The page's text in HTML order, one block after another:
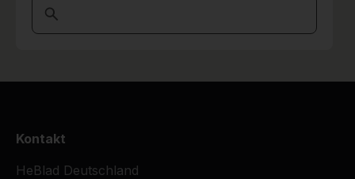
Kontakt
HeBlad Deutschland